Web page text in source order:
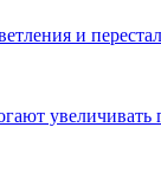
и
увеличивать